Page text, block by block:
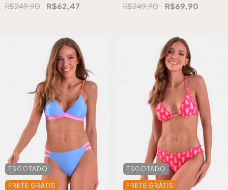
R$249,90 R$62,47 R$249,90 R$69,90
ESGOTADO
FRETE GRÁTIS
ESGOTADO
FRETE GRÁTIS